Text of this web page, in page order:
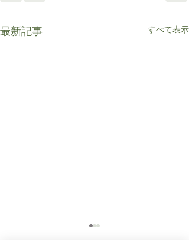
最新記事 すべて表示